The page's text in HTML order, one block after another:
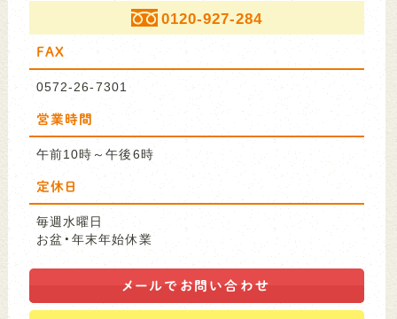
0120-927-284
FAX
0572-26-7301
営業時間
午前10時～午後6時
定休日
毎週水曜日
お盆・年末年始休業
メールで お問い合わせ